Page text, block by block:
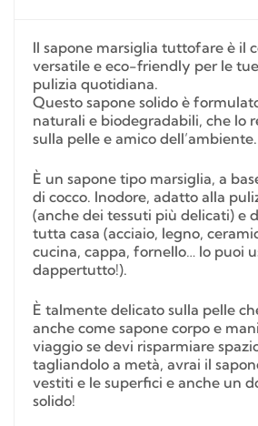
Il sapone marsiglia tuttofare è il
versatile e eco-friendly per le
pulizia quotidiana.
Questo sapone solido è
naturali e biodegradabili, che lo
sulla pelle e amico dell’ambiente.
È un sapone tipo marsiglia, a
di cocco. Inodore, adatto alla
(anche dei tessuti più delicati) e
tutta casa (acciaio, legno,
cucina, cappa, fornello… lo puoi
dappertutto!).
È talmente delicato sulla pelle
anche come sapone corpo e
viaggio se devi risparmiare
tagliandolo a metà, avrai il
vestiti e le superfici e anche un
solido!